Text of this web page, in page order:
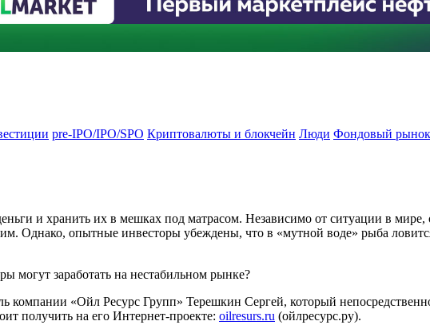
pre-IPO/IPO/SPO Криптовалюты и блокчейн Люди Фондовый рынок
и хранить их в мешках под матрасом. Независимо от ситуации в
Однако, опытные инвесторы убеждены, что в «мутной воде» рыба
могут заработать на нестабильном рынке?
компании «Ойл Ресурс Групп» Терешкин Сергей, который
получить на его Интернет-проекте: oilresurs.ru (ойлресурс.ру).